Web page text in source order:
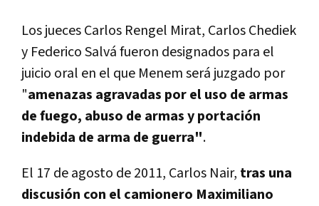
Los jueces Carlos Rengel Mirat, Carlos Chediek
y Federico Salvá fueron designados para el
juicio oral en el que Menem será juzgado por
"amenazas agravadas por el uso de armas
de fuego, abuso de armas y portación
indebida de arma de guerra".
El 17 de agosto de 2011, Carlos Nair, tras una
discusión con el camionero Maximiliano